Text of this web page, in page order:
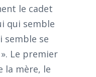
le cadet
qui semble
semble se
Le premier
la mère, le